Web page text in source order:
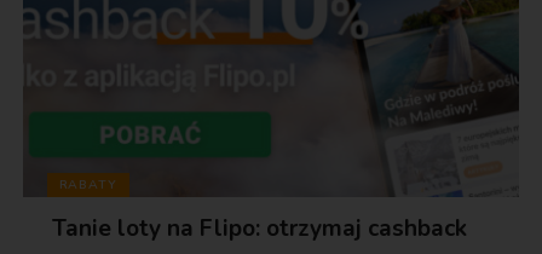
RABATY
Tanie loty na Flipo: otrzymaj cashback